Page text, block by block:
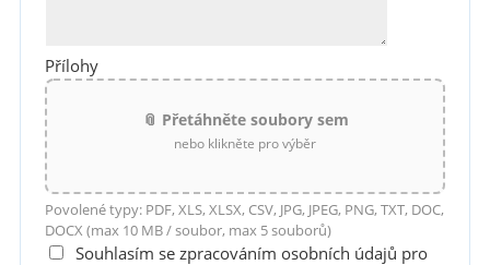
Přílohy
📎 Přetáhněte soubory sem
nebo klikněte pro výběr
Povolené typy: PDF, XLS, XLSX, CSV, JPG, JPEG, PNG, TXT, DOC,
DOCX (max 10 MB / soubor, max 5 souborů)
Souhlasím se zpracováním osobních údajů pro